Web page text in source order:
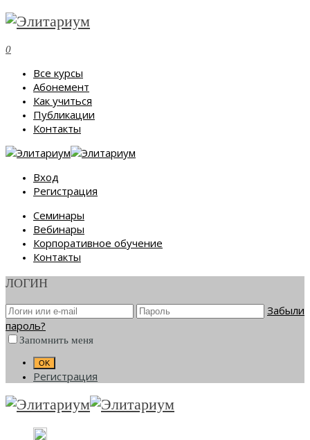
0
Все курсы
Абонемент
Как учиться
Публикации
Контакты
Вход
Регистрация
Семинары
Вебинары
Корпоративное обучение
Контакты
ЛОГИН
Забыли
пароль?
Запомнить меня
Регистрация